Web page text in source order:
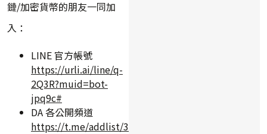
鏈/加密貨幣的朋友一同加
入：
LINE 官方帳號
https://urli.ai/line/q-
2Q3R?muid=bot-
jpq9c#
DA 各公開頻道
https://t.me/addlist/3qrlxEnu7slkYWY9